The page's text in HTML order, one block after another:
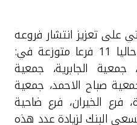
على تعزيز انتشار فروعه
الذكية التي يبلغ عددها حاليا 11 فرعا متوزعة في:
جمعية الجابرية، جمعية
صباح الاحمد، جمعية
فرع الخيران، فرع ضاحية
البنك لزيادة عدد هذه